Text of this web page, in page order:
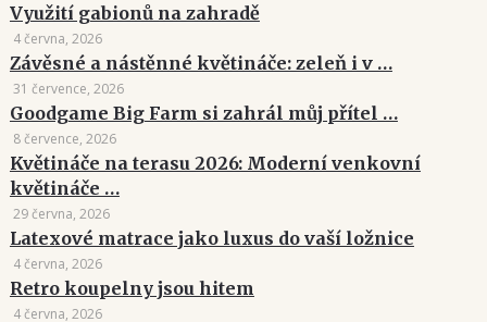
Využití gabionů na zahradě
4 června, 2026
Závěsné a nástěnné květináče: zeleň i v …
31 července, 2026
Goodgame Big Farm si zahrál můj přítel …
8 července, 2026
Květináče na terasu 2026: Moderní venkovní
květináče …
29 června, 2026
Latexové matrace jako luxus do vaší ložnice
4 června, 2026
Retro koupelny jsou hitem
4 června, 2026